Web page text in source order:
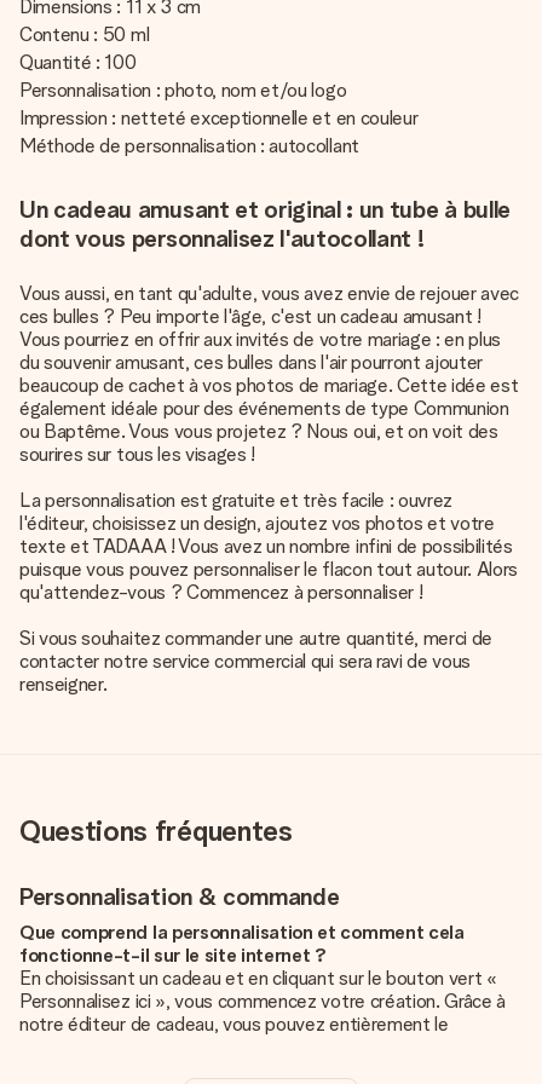
Dimensions : 11 x 3 cm
Contenu : 50 ml
Quantité : 100
Personnalisation : photo, nom et/ou logo
Impression : netteté exceptionnelle et en couleur
Méthode de personnalisation : autocollant
Un cadeau amusant et original : un tube à bulle
dont vous personnalisez l'autocollant !
Vous aussi, en tant qu'adulte, vous avez envie de rejouer avec
ces bulles ? Peu importe l'âge, c'est un cadeau amusant !
Vous pourriez en offrir aux invités de votre mariage : en plus
du souvenir amusant, ces bulles dans l'air pourront ajouter
beaucoup de cachet à vos photos de mariage. Cette idée est
également idéale pour des événements de type Communion
ou Baptême. Vous vous projetez ? Nous oui, et on voit des
sourires sur tous les visages !
La personnalisation est gratuite et très facile : ouvrez
l'éditeur, choisissez un design, ajoutez vos photos et votre
texte et TADAAA ! Vous avez un nombre infini de possibilités
puisque vous pouvez personnaliser le flacon tout autour. Alors
qu'attendez-vous ? Commencez à personnaliser !
Si vous souhaitez commander une autre quantité, merci de
contacter notre service commercial qui sera ravi de vous
renseigner.
Questions fréquentes
Personnalisation & commande
Que comprend la personnalisation et comment cela
fonctionne-t-il sur le site internet ?
En choisissant un cadeau et en cliquant sur le bouton vert «
Personnalisez ici », vous commencez votre création. Grâce à
notre éditeur de cadeau, vous pouvez entièrement le